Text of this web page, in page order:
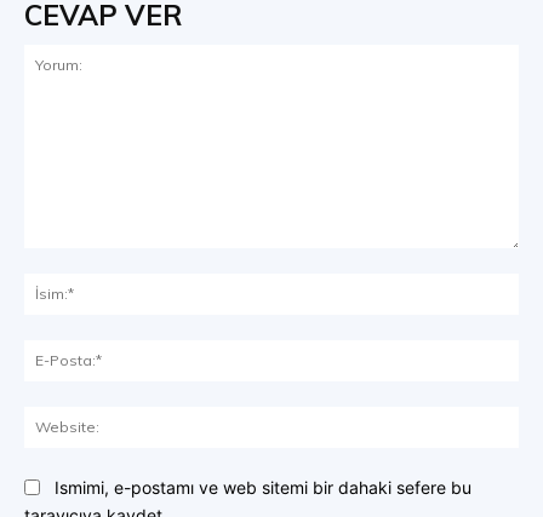
CEVAP VER
Ismimi, e-postamı ve web sitemi bir dahaki sefere bu